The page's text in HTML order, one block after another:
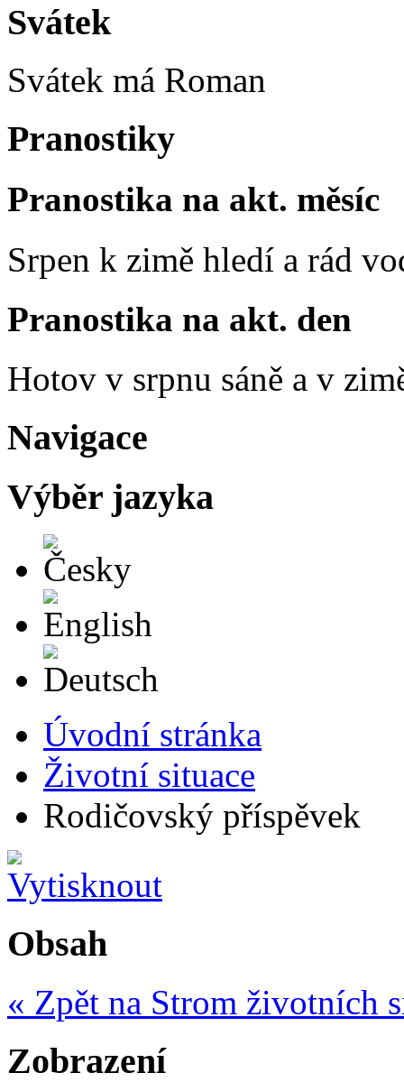
Svátek
Svátek má Roman
Pranostiky
Pranostika na akt. měsíc
Srpen k zimě hledí a rád
Pranostika na akt. den
Hotov v srpnu sáně a v
Navigace
Výběr jazyka
Úvodní stránka
Životní situace
Rodičovský příspěvek
Obsah
« Zpět na Strom životních
Zobrazení